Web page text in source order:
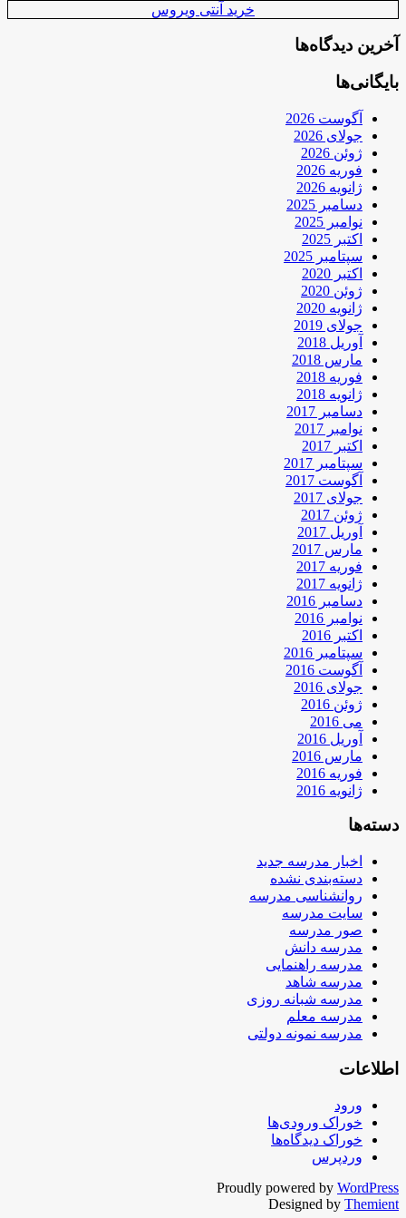
خرید آنتی ویروس
آخرین دیدگاه‌ها
بایگانی‌ها
آگوست 2026
جولای 2026
ژوئن 2026
فوریه 2026
ژانویه 2026
دسامبر 2025
نوامبر 2025
اکتبر 2025
سپتامبر 2025
اکتبر 2020
ژوئن 2020
ژانویه 2020
جولای 2019
آوریل 2018
مارس 2018
فوریه 2018
ژانویه 2018
دسامبر 2017
نوامبر 2017
اکتبر 2017
سپتامبر 2017
آگوست 2017
جولای 2017
ژوئن 2017
آوریل 2017
مارس 2017
فوریه 2017
ژانویه 2017
دسامبر 2016
نوامبر 2016
اکتبر 2016
سپتامبر 2016
آگوست 2016
جولای 2016
ژوئن 2016
می 2016
آوریل 2016
مارس 2016
فوریه 2016
ژانویه 2016
دسته‌ها
اخبار مدرسه جدید
دسته‌بندی نشده
روانشناسی مدرسه
سایت مدرسه
صور مدرسه
مدرسه دانش
مدرسه راهنمایی
مدرسه شاهد
مدرسه شبانه روزی
مدرسه معلم
مدرسه نمونه دولتی
اطلاعات
ورود
خوراک ورودی‌ها
خوراک دیدگاه‌ها
وردپرس
Proudly powered by WordPress
Designed by Themient